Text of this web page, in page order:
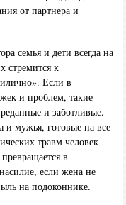
от партнера и
семья и дети всегда на
стремится к
Если в
и проблем, такие
и заботливые.
мужья, готовые на все
травм человек
в
если жена не
на подоконнике.